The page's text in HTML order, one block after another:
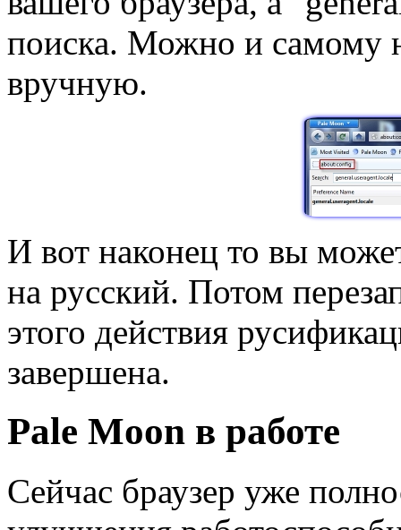
поиска. Можно и самому
вручную.
И вот наконец то вы
на русский. Потом
этого действия
завершена.
Pale Moon в работе
Сейчас браузер уже